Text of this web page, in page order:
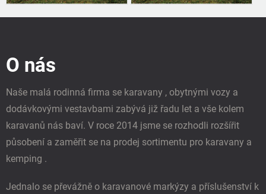
O nás
Naše malá rodinná firma se karavany , obytnými vozy a
dodávkovými vestavbami zabývá již řadu let a vše kolem
karavanů nás baví. V roce 2014 jsme se rozhodli rozšířit
působení a zaměřit se na prodej sortimentu pro karavany a
kemping .
Jednalo se převážně o karavanové markýzy a příslušenství k